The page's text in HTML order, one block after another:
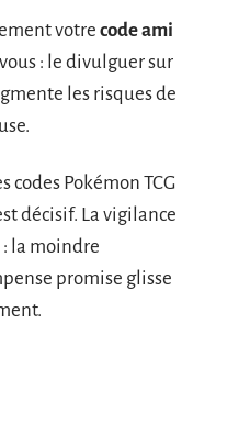
votre code ami
: le divulguer sur
les risques de
codes Pokémon TCG
décisif. La vigilance
la moindre
promise glisse